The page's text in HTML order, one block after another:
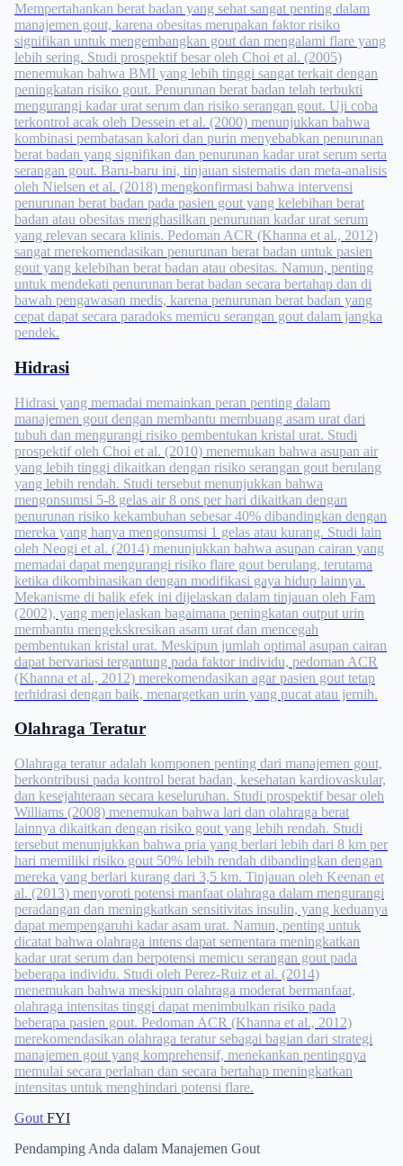
Mempertahankan berat badan yang sehat sangat penting dalam
manajemen gout, karena obesitas merupakan faktor risiko
signifikan untuk mengembangkan gout dan mengalami flare yang
lebih sering. Studi prospektif besar oleh Choi et al. (2005)
menemukan bahwa BMI yang lebih tinggi sangat terkait dengan
peningkatan risiko gout. Penurunan berat badan telah terbukti
mengurangi kadar urat serum dan risiko serangan gout. Uji coba
terkontrol acak oleh Dessein et al. (2000) menunjukkan bahwa
kombinasi pembatasan kalori dan purin menyebabkan penurunan
berat badan yang signifikan dan penurunan kadar urat serum serta
serangan gout. Baru-baru ini, tinjauan sistematis dan meta-analisis
oleh Nielsen et al. (2018) mengkonfirmasi bahwa intervensi
penurunan berat badan pada pasien gout yang kelebihan berat
badan atau obesitas menghasilkan penurunan kadar urat serum
yang relevan secara klinis. Pedoman ACR (Khanna et al., 2012)
sangat merekomendasikan penurunan berat badan untuk pasien
gout yang kelebihan berat badan atau obesitas. Namun, penting
untuk mendekati penurunan berat badan secara bertahap dan di
bawah pengawasan medis, karena penurunan berat badan yang
cepat dapat secara paradoks memicu serangan gout dalam jangka
pendek.
Hidrasi
Hidrasi yang memadai memainkan peran penting dalam
manajemen gout dengan membantu membuang asam urat dari
tubuh dan mengurangi risiko pembentukan kristal urat. Studi
prospektif oleh Choi et al. (2010) menemukan bahwa asupan air
yang lebih tinggi dikaitkan dengan risiko serangan gout berulang
yang lebih rendah. Studi tersebut menunjukkan bahwa
mengonsumsi 5-8 gelas air 8 ons per hari dikaitkan dengan
penurunan risiko kekambuhan sebesar 40% dibandingkan dengan
mereka yang hanya mengonsumsi 1 gelas atau kurang. Studi lain
oleh Neogi et al. (2014) menunjukkan bahwa asupan cairan yang
memadai dapat mengurangi risiko flare gout berulang, terutama
ketika dikombinasikan dengan modifikasi gaya hidup lainnya.
Mekanisme di balik efek ini dijelaskan dalam tinjauan oleh Fam
(2002), yang menjelaskan bagaimana peningkatan output urin
membantu mengekskresikan asam urat dan mencegah
pembentukan kristal urat. Meskipun jumlah optimal asupan cairan
dapat bervariasi tergantung pada faktor individu, pedoman ACR
(Khanna et al., 2012) merekomendasikan agar pasien gout tetap
terhidrasi dengan baik, menargetkan urin yang pucat atau jernih.
Olahraga Teratur
Olahraga teratur adalah komponen penting dari manajemen gout,
berkontribusi pada kontrol berat badan, kesehatan kardiovaskular,
dan kesejahteraan secara keseluruhan. Studi prospektif besar oleh
Williams (2008) menemukan bahwa lari dan olahraga berat
lainnya dikaitkan dengan risiko gout yang lebih rendah. Studi
tersebut menunjukkan bahwa pria yang berlari lebih dari 8 km per
hari memiliki risiko gout 50% lebih rendah dibandingkan dengan
mereka yang berlari kurang dari 3,5 km. Tinjauan oleh Keenan et
al. (2013) menyoroti potensi manfaat olahraga dalam mengurangi
peradangan dan meningkatkan sensitivitas insulin, yang keduanya
dapat mempengaruhi kadar asam urat. Namun, penting untuk
dicatat bahwa olahraga intens dapat sementara meningkatkan
kadar urat serum dan berpotensi memicu serangan gout pada
beberapa individu. Studi oleh Perez-Ruiz et al. (2014)
menemukan bahwa meskipun olahraga moderat bermanfaat,
olahraga intensitas tinggi dapat menimbulkan risiko pada
beberapa pasien gout. Pedoman ACR (Khanna et al., 2012)
merekomendasikan olahraga teratur sebagai bagian dari strategi
manajemen gout yang komprehensif, menekankan pentingnya
memulai secara perlahan dan secara bertahap meningkatkan
intensitas untuk menghindari potensi flare.
Gout FYI
Pendamping Anda dalam Manajemen Gout